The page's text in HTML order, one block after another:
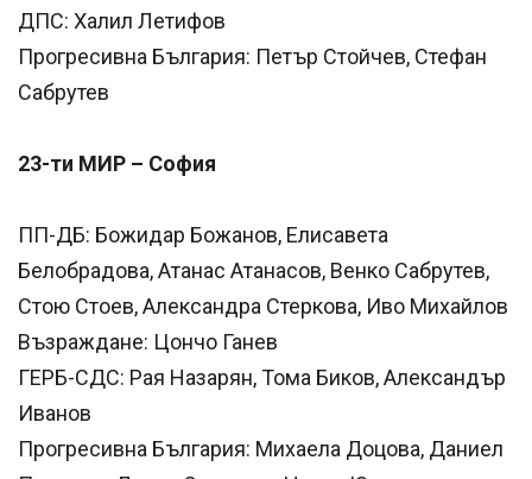
ДПС: Халил Летифов
Прогресивна България: Петър Стойчев, Стефан
Сабрутев
23-ти МИР – София
ПП-ДБ: Божидар Божанов, Елисавета
Белобрадова, Атанас Атанасов, Венко Сабрутев,
Стою Стоев, Александра Стеркова, Иво Михайлов
Възраждане: Цончо Ганев
ГЕРБ-СДС: Рая Назарян, Тома Биков, Александър
Иванов
Прогресивна България: Михаела Доцова, Даниел